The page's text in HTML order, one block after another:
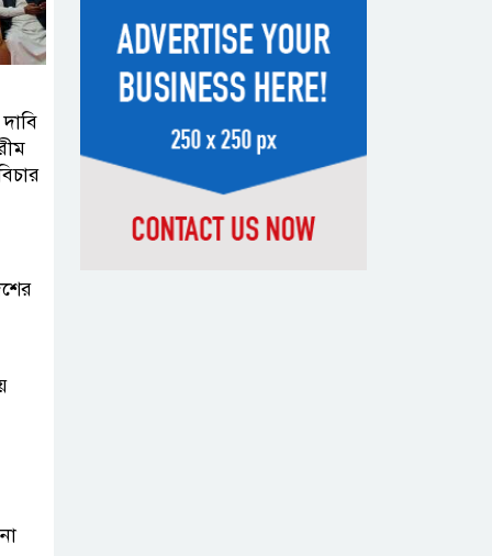
বাংলাদেশি দুই
শিক্ষার্থী হত্যার
সন্দেহভাজন
মারধর করেছিলেন
সংসদে নিজেকে
‘শিশু মুক্তিযোদ্ধা’